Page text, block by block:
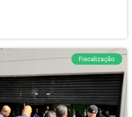
Fiscalização